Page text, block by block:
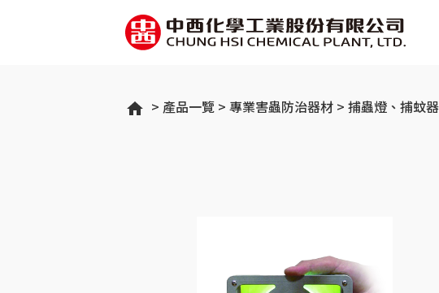
產品一覽 專業害蟲防治器材 捕蟲燈、捕蚊器